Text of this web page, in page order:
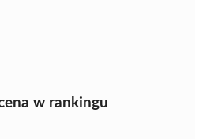
w rankingu